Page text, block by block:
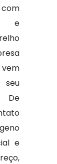
com
e
De
e